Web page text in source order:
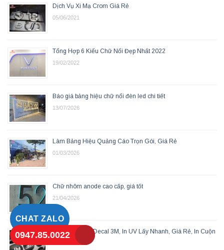
CHAT ZALO
0947.85.0022
Dịch Vụ Xi Mạ Crom Giá Rẻ
05/06/2021
Tổng Hợp 6 Kiểu Chữ Nổi Đẹp Nhất 2022
19/02/2022
Báo giá bảng hiệu chữ nổi đèn led chi tiết
13/07/2026
Làm Bảng Hiệu Quảng Cáo Trọn Gói, Giá Rẻ
01/03/2026
Chữ nhôm anode cao cấp, giá tốt
21/04/2026
Báo Giá In UV Decal 3M, In UV Lấy Nhanh, Giá Rẻ, In Cuộn
Decal